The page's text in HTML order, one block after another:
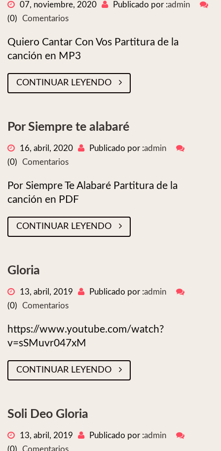
07, noviembre, 2020 Publicado por :admin
(0)
Comentarios
Quiero Cantar Con Vos Partitura de la
canción en MP3
CONTINUAR LEYENDO
Por Siempre te alabaré
16, abril, 2020 Publicado por :admin
(0)
Comentarios
Por Siempre Te Alabaré Partitura de la
canción en PDF
CONTINUAR LEYENDO
Gloria
13, abril, 2019 Publicado por :admin
(0)
Comentarios
https://www.youtube.com/watch?
v=sSMuvr047xM
CONTINUAR LEYENDO
Soli Deo Gloria
13, abril, 2019 Publicado por :admin
(0)
Comentarios